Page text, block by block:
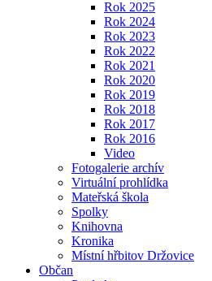
Rok 2025
Rok 2024
Rok 2023
Rok 2022
Rok 2021
Rok 2020
Rok 2019
Rok 2018
Rok 2017
Rok 2016
Video
Fotogalerie archív
Virtuální prohlídka
Mateřská škola
Spolky
Knihovna
Kronika
Místní hřbitov Držovice
Občan